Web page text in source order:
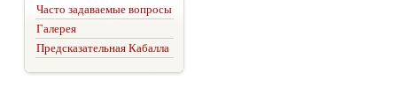
Часто задаваемые вопросы
Галерея
Предсказательная Кабалла